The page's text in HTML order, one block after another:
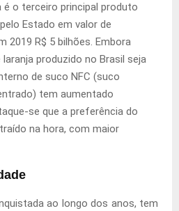
é o terceiro principal produto
Estado em valor de
2019 R$ 5 bilhões. Embora
produzido no Brasil seja
de suco NFC (suco
tem aumentado
se que a preferência do
na hora, com maior
ao longo dos anos, tem